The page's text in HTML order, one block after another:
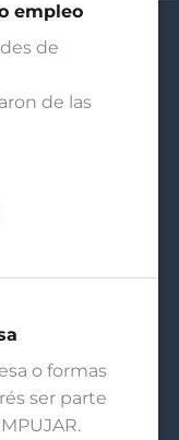
empleo
de
de las
o formas
ser parte